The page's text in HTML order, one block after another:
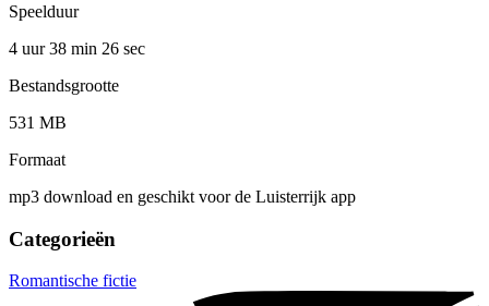
Speelduur
4 uur 38 min 26 sec
Bestandsgrootte
531 MB
Formaat
mp3 download en geschikt voor de Luisterrijk app
Categorieën
Romantische fictie